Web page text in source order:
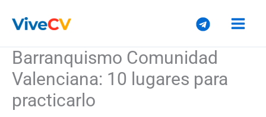
contenido
Barranquismo Comunidad
Valenciana: 10 lugares para
practicarlo